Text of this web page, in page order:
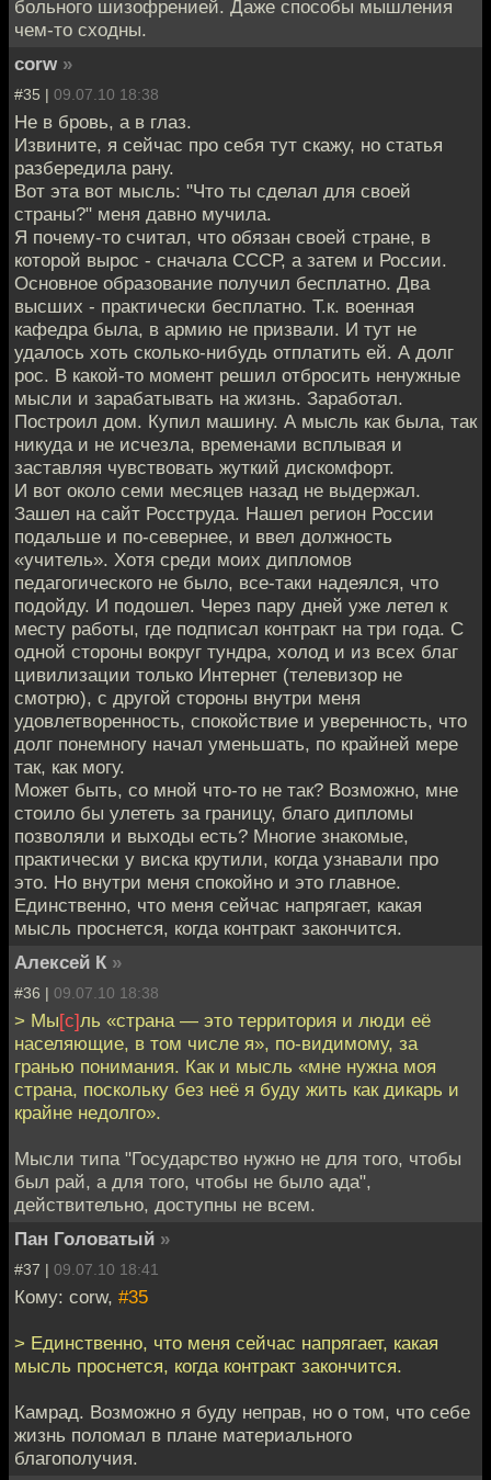
больного шизофренией. Даже способы мышления
чем-то сходны.
corw »
#35 | 09.07.10 18:38
Не в бровь, а в глаз.
Извините, я сейчас про себя тут скажу, но статья
разбередила рану.
Вот эта вот мысль: "Что ты сделал для своей
страны?" меня давно мучила.
Я почему-то считал, что обязан своей стране, в
которой вырос - сначала СССР, а затем и России.
Основное образование получил бесплатно. Два
высших - практически бесплатно. Т.к. военная
кафедра была, в армию не призвали. И тут не
удалось хоть сколько-нибудь отплатить ей. А долг
рос. В какой-то момент решил отбросить ненужные
мысли и зарабатывать на жизнь. Заработал.
Построил дом. Купил машину. А мысль как была, так
никуда и не исчезла, временами всплывая и
заставляя чувствовать жуткий дискомфорт.
И вот около семи месяцев назад не выдержал.
Зашел на сайт Росструда. Нашел регион России
подальше и по-севернее, и ввел должность
«учитель». Хотя среди моих дипломов
педагогического не было, все-таки надеялся, что
подойду. И подошел. Через пару дней уже летел к
месту работы, где подписал контракт на три года. С
одной стороны вокруг тундра, холод и из всех благ
цивилизации только Интернет (телевизор не
смотрю), с другой стороны внутри меня
удовлетворенность, спокойствие и уверенность, что
долг понемногу начал уменьшать, по крайней мере
так, как могу.
Может быть, со мной что-то не так? Возможно, мне
стоило бы улететь за границу, благо дипломы
позволяли и выходы есть? Многие знакомые,
практически у виска крутили, когда узнавали про
это. Но внутри меня спокойно и это главное.
Единственно, что меня сейчас напрягает, какая
мысль проснется, когда контракт закончится.
Алексей К »
#36 | 09.07.10 18:38
> Мы[с]ль «страна — это территория и люди её
населяющие, в том числе я», по-видимому, за
гранью понимания. Как и мысль «мне нужна моя
страна, поскольку без неё я буду жить как дикарь и
крайне недолго».
Мысли типа "Государство нужно не для того, чтобы
был рай, а для того, чтобы не было ада",
действительно, доступны не всем.
Пан Головатый »
#37 | 09.07.10 18:41
Кому: corw, #35
> Единственно, что меня сейчас напрягает, какая
мысль проснется, когда контракт закончится.
Камрад. Возможно я буду неправ, но о том, что себе
жизнь поломал в плане материального
благополучия.